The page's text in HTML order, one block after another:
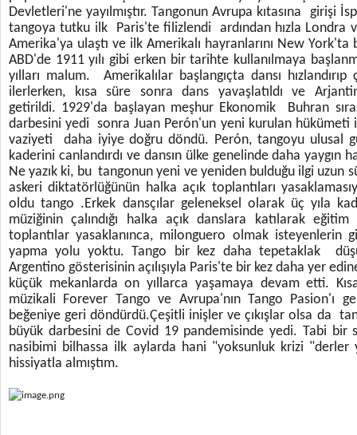
Devletleri'ne yayılmıştır. Tangonun Avrupa kıtasına girişi
tangoya tutku ilk Paris'te filizlendi ardından hızla Londra
Amerika'ya ulaştı ve ilk Amerikalı hayranlarını New
ABD'de 1911 yılı gibi erken bir tarihte kullanılmaya
yılları malum. Amerikalılar başlangıçta dansı
ilerlerken, kısa süre sonra dans yavaşlatıldı ve
getirildi. 1929'da başlayan meşhur Ekonomik Buhran
darbesini yedi sonra Juan Perón'un yeni kurulan hükümeti
vaziyeti daha iyiye doğru döndü. Perón, tangoyu ulusal
kaderini canlandırdı ve dansın ülke genelinde daha yaygın
Ne yazık ki, bu tangonun yeni ve yeniden bulduğu ilgi uzun
askeri diktatörlüğünün halka açık toplantıları
oldu tango .Erkek dansçılar geleneksel olarak üç yıla
müziğinin çalındığı halka açık danslara katılarak
toplantılar yasaklanınca, milonguero olmak isteyenlerin
yapma yolu yoktu. Tango bir kez daha tepetaklak
Argentino gösterisinin açılışıyla Paris'te bir kez daha yer
küçük mekanlarda on yıllarca yaşamaya devam etti.
müzikali Forever Tango ve Avrupa'nın Tango Pasion'ı
beğeniye geri döndürdü.Çeşitli inişler ve çıkışlar olsa da
büyük darbesini de Covid 19 pandemisinde yedi. Tabi bir
nasibimi bilhassa ilk aylarda hani "yoksunluk krizi "derler
hissiyatla almıştım.